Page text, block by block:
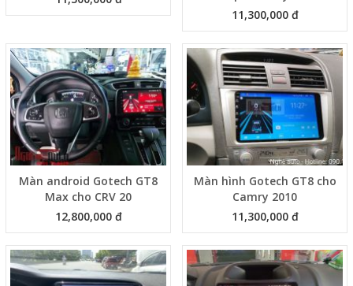
11,300,000 đ
Màn android Gotech GT8
Max cho CRV 20
12,800,000 đ
Màn hình Gotech GT8 cho
Camry 2010
11,300,000 đ